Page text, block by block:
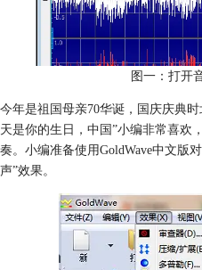
图一：打开
今年是祖国母亲70华诞，国庆庆典
天是你的生日，中国”小编非常喜欢
奏。小编准备使用GoldWave中文版
声”效果。